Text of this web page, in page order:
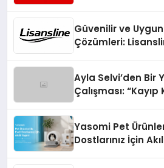
Güvenilir ve Uygun
Çözümleri:
Ayla Selvi’den Bir
Çalışması: “Kayıp
Yasomi Pet
Dostlarınız İçin